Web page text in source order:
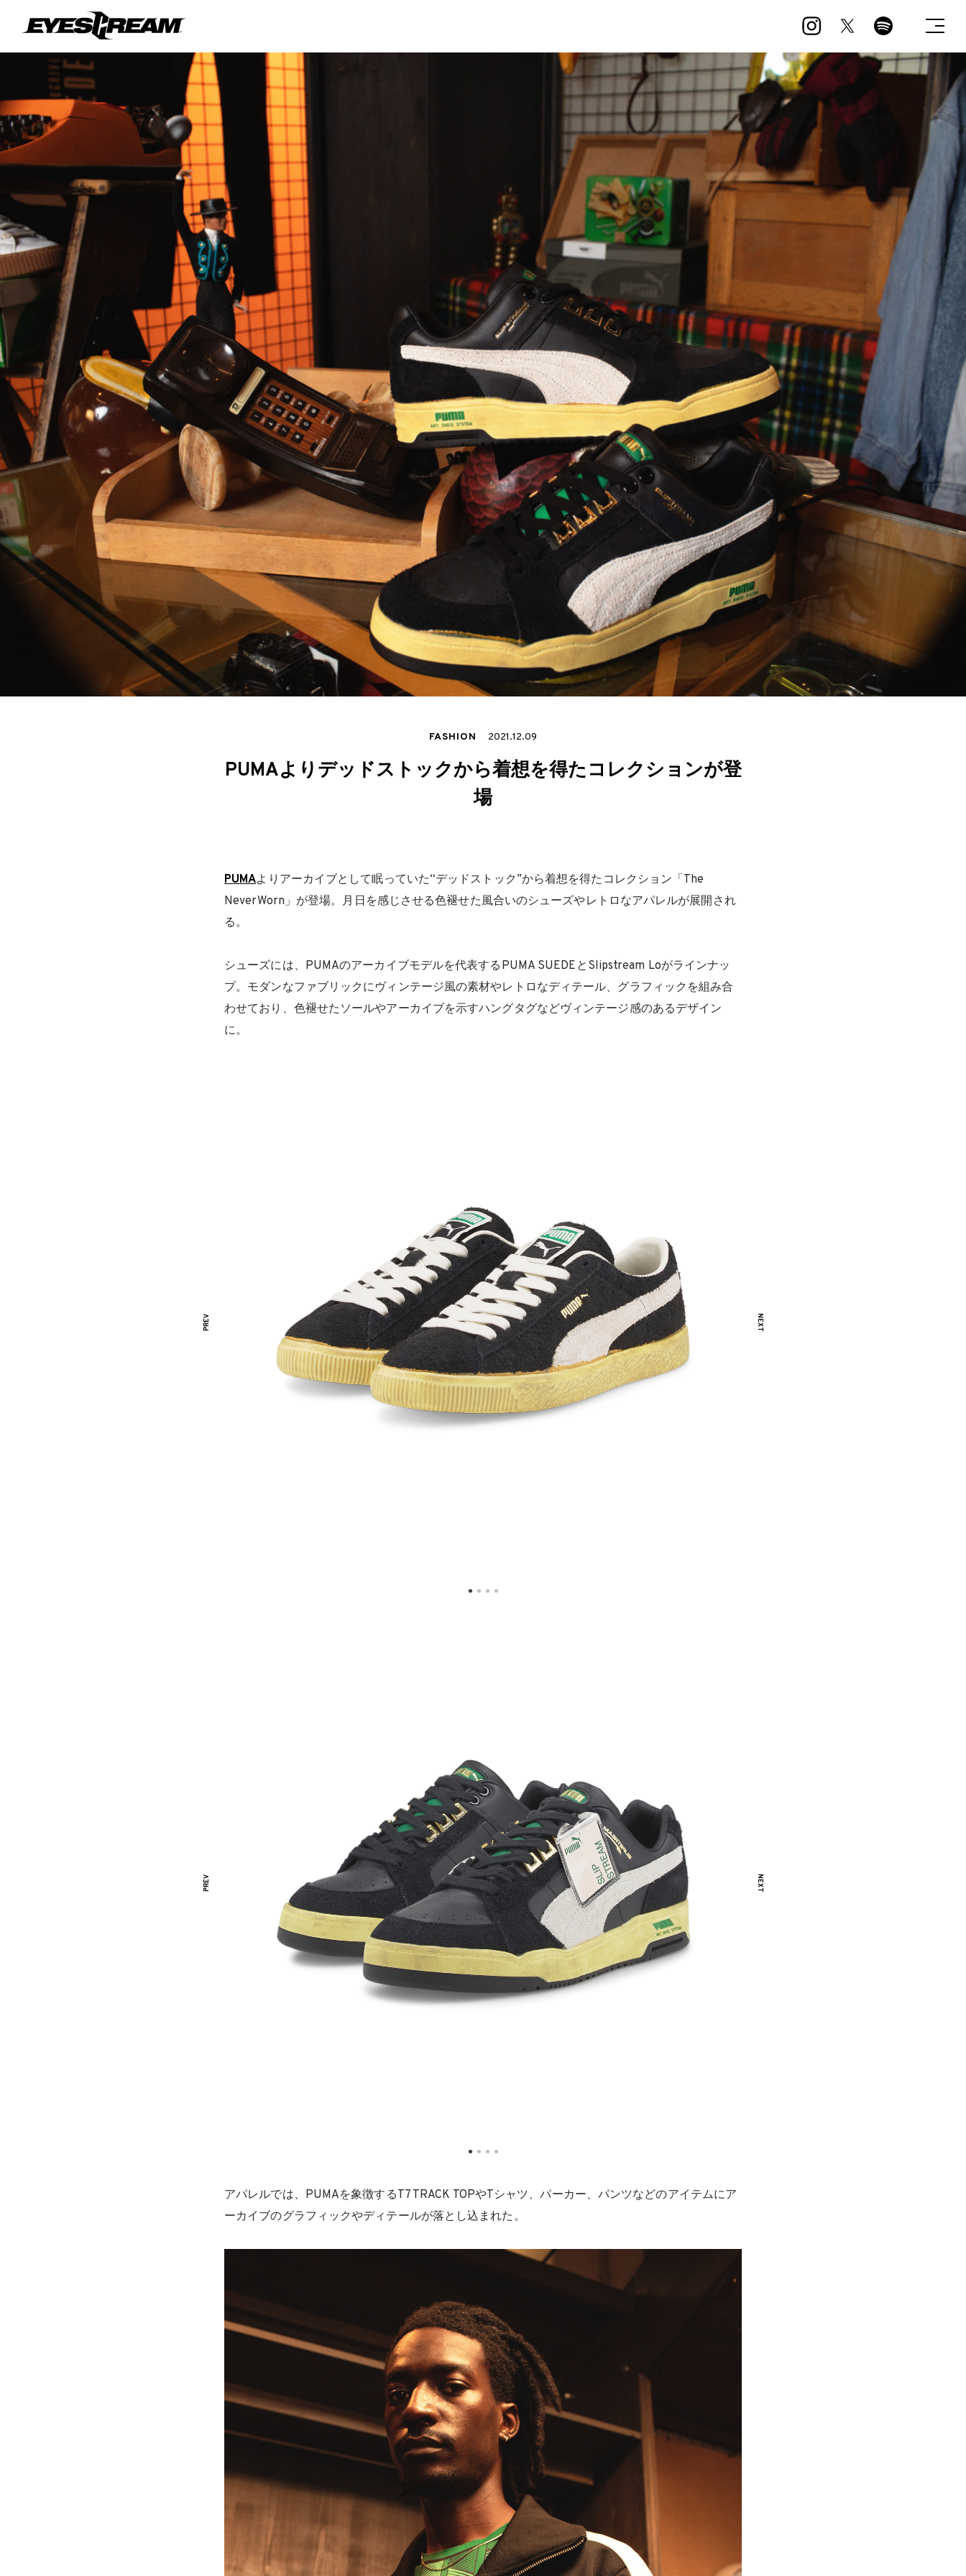
FASHION 2021.12.09
PUMAよりデッドストックから着想を得たコレクションが登
場
PUMAよりアーカイブとして眠っていた“デッドストック”から着想を得たコレクション「The
NeverWorn」が登場。月日を感じさせる色褪せた風合いのシューズやレトロなアパレルが展開され
る。
シューズには、PUMAのアーカイブモデルを代表するPUMA SUEDEとSlipstream Loがラインナッ
プ。モダンなファブリックにヴィンテージ風の素材やレトロなディテール、グラフィックを組み合
わせており、色褪せたソールやアーカイブを示すハングタグなどヴィンテージ感のあるデザイン
に。
アパレルでは、PUMAを象徴するT7 TRACK TOPやTシャツ、パーカー、パンツなどのアイテムにア
ーカイブのグラフィックやディテールが落とし込まれた。